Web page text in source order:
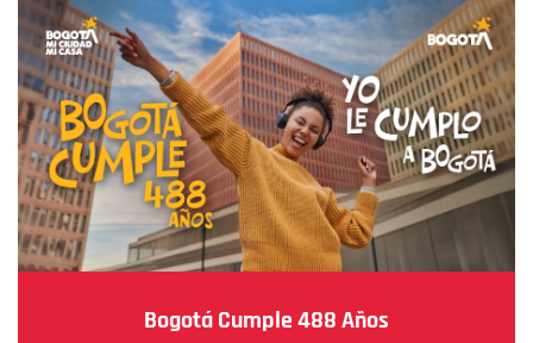
Bogotá Cumple 488 Años